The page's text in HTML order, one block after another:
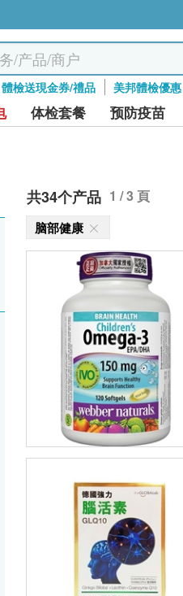
體檢送現金券/禮品 美邦體檢優惠
体检套餐 预防疫苗
共34个产品 1 / 3 頁
脑部健康